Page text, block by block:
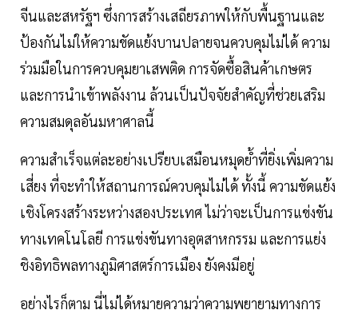
จีนและสหรัฐฯ ซึ่งการสร้างเสถียรภาพให้กับพื้นฐานและ
ป้องกันไม่ให้ความขัดแย้งบานปลายจนควบคุมไม่ได้ ความ
ร่วมมือในการควบคุมยาเสพติด การจัดซื้อสินค้าเกษตร
และการนำเข้าพลังงาน ล้วนเป็นปัจจัยสำคัญที่ช่วยเสริม
ความสมดุลอันมหาศาลนี้
ความสำเร็จแต่ละอย่างเปรียบเสมือนหมุดย้ำที่ยิ่งเพิ่มความ
เสี่ยง ที่จะทำให้สถานการณ์ควบคุมไม่ได้ ทั้งนี้ ความขัดแย้ง
เชิงโครงสร้างระหว่างสองประเทศ ไม่ว่าจะเป็นการแข่งขัน
ทางเทคโนโลยี การแข่งขันทางอุตสาหกรรม และการแย่ง
ชิงอิทธิพลทางภูมิศาสตร์การเมือง ยังคงมีอยู่
อย่างไรก็ตาม นี่ไม่ได้หมายความว่าความพยายามทางการ